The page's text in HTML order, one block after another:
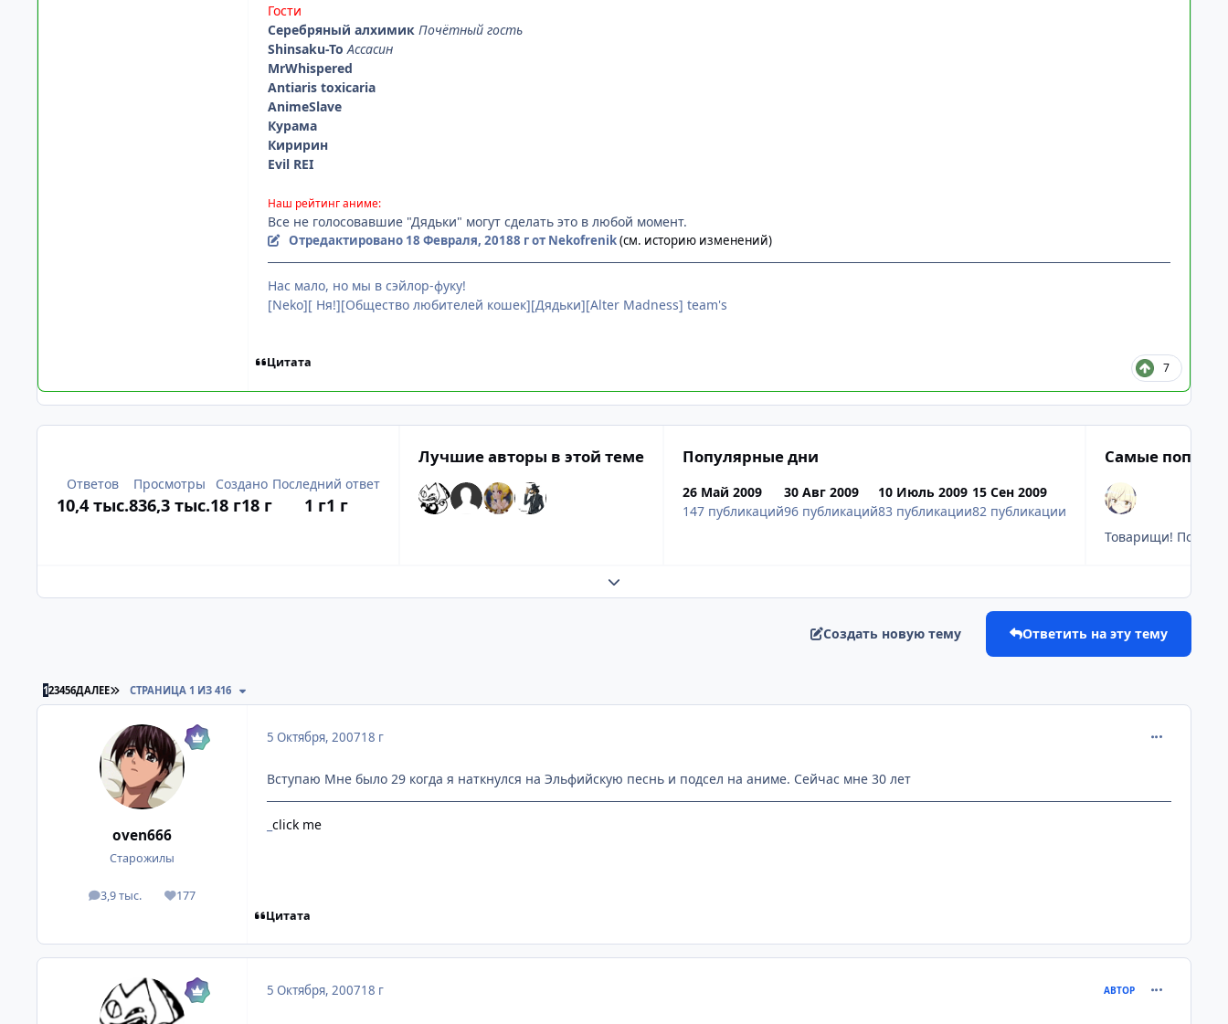
Гости
Серебряный алхимик Почётный гость
Shinsaku-To Ассасин
MrWhispered
Antiaris toxicaria
AnimeSlave
Курама
Киририн
Evil REI
Наш рейтинг аниме:
Все не голосовавшие "Дядьки" могут сделать это в любой момент.
Отредактировано 18 Февраля, 20188 гот Nekofrenik(см. историю изменений)
Нас мало, но мы в сэйлор-фуку!
[Neko][ Ня!][Общество любителей кошек][Дядьки][Alter Madness] team's
Цитата 7
Ответов
10,4 тыс.
Просмотры
836,3 тыс.
Создано
18 г18 г
Последний ответ
1 г1 г
Лучшие авторы в этой теме Популярные дни
26 Май 2009
147 публикаций
30 Авг 2009
96 публикаций
10 Июль 2009
83 публикации
15 Сен 2009
82 публикации
Самые
Товарищи!
Развернуть обзор темы
Создать новую тему Ответить на эту тему
123456ДАЛЕЕ ПОСЛЕДНЯЯ СТРАНИЦА
СТРАНИЦА 1 ИЗ 416
oven666
Старожилы
3,9 тыс.
посты 177
Репутация
5 Октября, 200718 г
Вступаю Мне было 29 когда я наткнулся на Эльфийскую песнь и подсел на аниме. Сейчас мне 30 лет
click me
Цитата
5 Октября, 200718 г АВТОР